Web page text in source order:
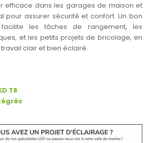
efficace dans les garages de maison et
pour assurer sécurité et confort. Un bon
les tâches de rangement, les
et les petits projets de bricolage, en
clair et bien éclairé.
T8